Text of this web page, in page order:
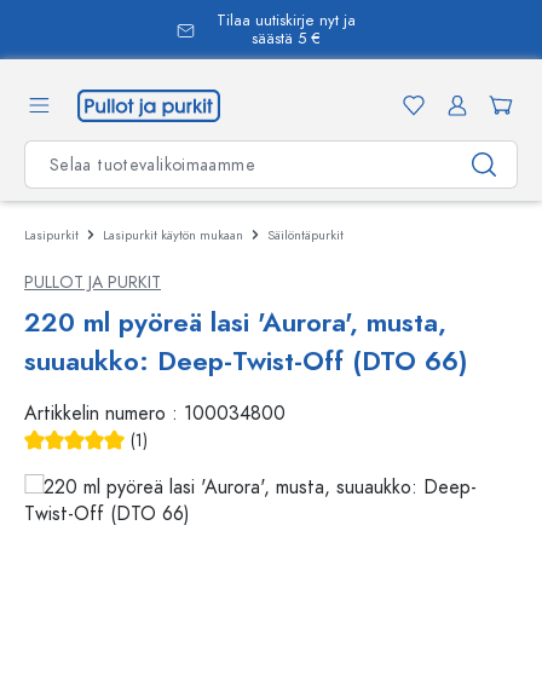
Tilaa uutiskirje nyt ja
säästä 5 €
Lasipurkit Lasipurkit käytön mukaan Säilöntäpurkit
PULLOT JA PURKIT
220 ml pyöreä lasi 'Aurora', musta,
suuaukko: Deep-Twist-Off (DTO 66)
Artikkelin numero : 100034800
(1)